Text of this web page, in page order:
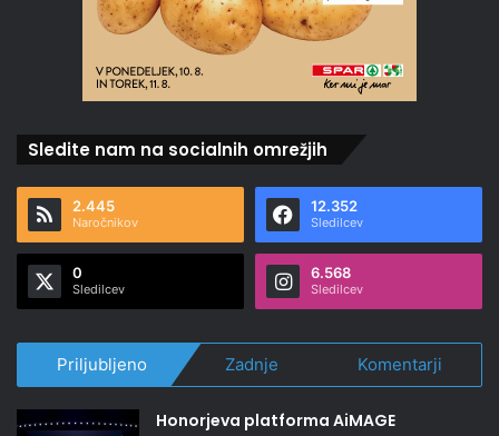
Sledite nam na socialnih omrežjih
2.445
Naročnikov
12.352
Sledilcev
0
Sledilcev
6.568
Sledilcev
Priljubljeno Zadnje Komentarji
Honorjeva platforma AiMAGE